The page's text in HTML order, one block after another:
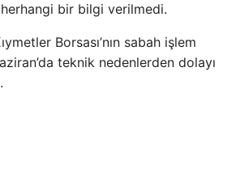
bir bilgi verilmedi.
Borsası’nın sabah işlem
teknik nedenlerden dolayı